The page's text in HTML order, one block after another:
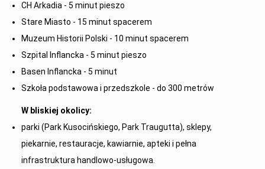
CH Arkadia - 5 minut pieszo
Stare Miasto - 15 minut spacerem
Muzeum Historii Polski - 10 minut spacerem
Szpital Inflancka - 5 minut pieszo
Basen Inflancka - 5 minut
Szkoła podstawowa i przedszkole - do 300 metrów
W bliskiej okolicy:
parki (Park Kusocińskiego, Park Traugutta), sklepy,
piekarnie, restauracje, kawiarnie, apteki i pełna
infrastruktura handlowo-usługowa.